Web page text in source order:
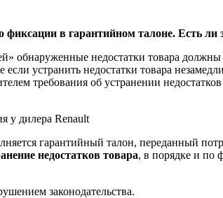
в гарантийном талоне. Есть ли
обнаруженные недостатки товара
устранить недостатки товара
требования об устранении
гарантийный талон, переданный
недостатков товара, в порядке и по
законодательства.